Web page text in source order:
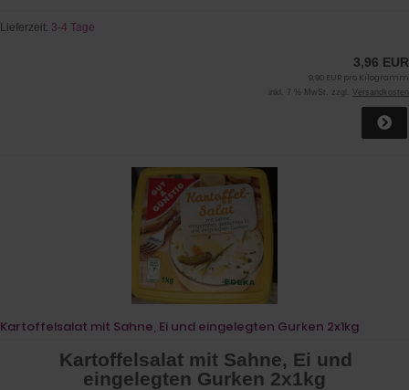
Lieferzeit: 3-4 Tage
3,96 EUR
9,90 EUR pro Kilogramm
inkl. 7 % MwSt. zzgl. Versandkosten
Kartoffelsalat mit Sahne, Ei und eingelegten Gurken 2x1kg
Kartoffelsalat mit Sahne, Ei und
eingelegten Gurken 2x1kg